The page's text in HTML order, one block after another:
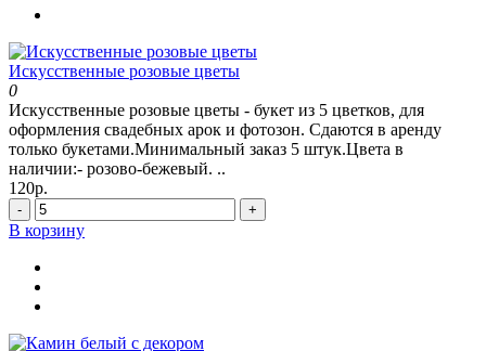
Искусственные розовые цветы
0
Искусственные розовые цветы - букет из 5 цветков, для
оформления свадебных арок и фотозон. Сдаются в аренду
только букетами.Минимальный заказ 5 штук.Цвета в
наличии:- розово-бежевый. ..
120р.
- +
В корзину